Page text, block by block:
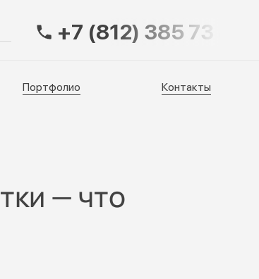
Контакты+7 (812) 385 73 83
Портфолио Контакты
— что